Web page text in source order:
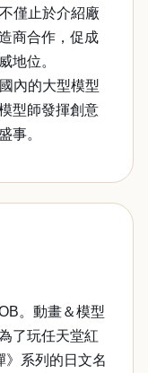
僅止於介紹廠
商合作，促成
地位。
內的大型模型
型師發揮創意
事。
。動畫＆模型
了玩任天堂紅
》系列的日文名